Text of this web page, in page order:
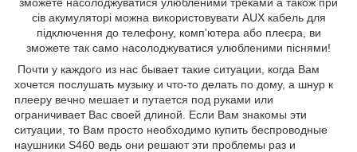
сів акумуляторі можна використовувати AUX кабель для
підключення до телефону, комп'ютера або плеєра, ви
зможете так само насолоджуватися улюбленими піснями!
Почти у каждого из нас бывает такие ситуации, когда Вам
хочется послушать музыку и что-то делать по дому, а шнур к
плееру вечно мешает и путается под руками или
ограничивает Вас своей длиной. Если Вам знакомы эти
ситуации, то Вам просто необходимо купить беспроводные
наушники S460 ведь они решают эти проблемы раз и